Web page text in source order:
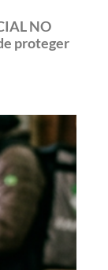
NO
proteger